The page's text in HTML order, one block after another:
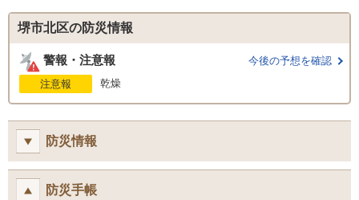
堺市北区の防災情報
警報・注意報
今後の予想を確認
注意報
乾燥
防災情報
防災手帳